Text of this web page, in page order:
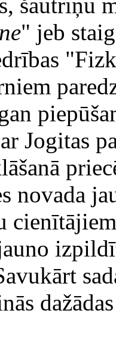
" jeb
Jogitas
novada